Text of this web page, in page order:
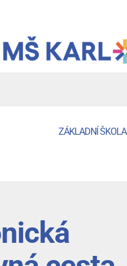
Menu
ZÁKLADNÍ ŠKOLA